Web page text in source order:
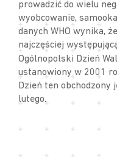
prowadzić do wielu
wyobcowanie,
danych WHO wynika,
najczęściej
Ogólnopolski Dzień
ustanowiony w 2001
Dzień ten obchodzony
lutego.